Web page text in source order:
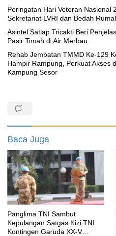
Peringatan Hari Veteran Nasional
Sekretariat LVRI dan Bedah
Asintel Satlap Tricakti Beri
Pasir Timah di Air Merbau
Rehab Jembatan TMMD Ke-129
Hampir Rampung, Perkuat Akses
Kampung Sesor
Baca Juga
Panglima TNI Sambut
Kepulangan Satgas Kizi TNI
Kontingen Garuda XX-V